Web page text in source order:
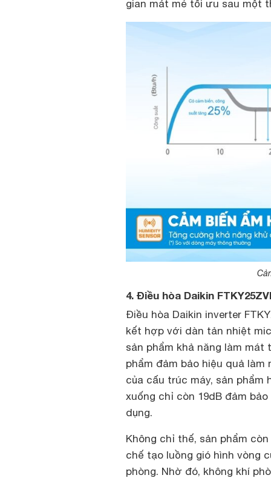
gian mát mẻ tối ưu sau một
4. Điều hòa Daikin
Điều hòa Daikin inverter
kết hợp với dàn tản nhiệt
sản phẩm khả năng làm mát
phẩm đảm bảo hiệu quả
của cấu trúc máy, sản
xuống chỉ còn 19dB đảm
dụng.
Không chỉ thế, sản phẩm
chế tạo luồng gió hình vòng
phòng. Nhờ đó, không khí